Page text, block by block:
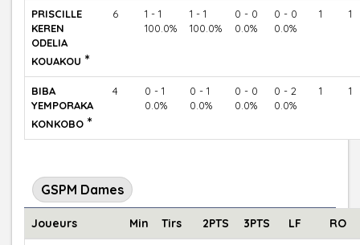
PRISCILLE
KEREN
ODELIA
KOUAKOU *
6
1 - 1
100.0%
1 - 1
100.0%
0 - 0
0.0%
0 - 0
0.0%
1 1
BIBA
YEMPORAKA
KONKOBO *
4
0 - 1
0.0%
0 - 1
0.0%
0 - 0
0.0%
0 - 2
0.0%
1 1
GSPM Dames
Joueurs Min Tirs 2PTS 3PTS LF RO